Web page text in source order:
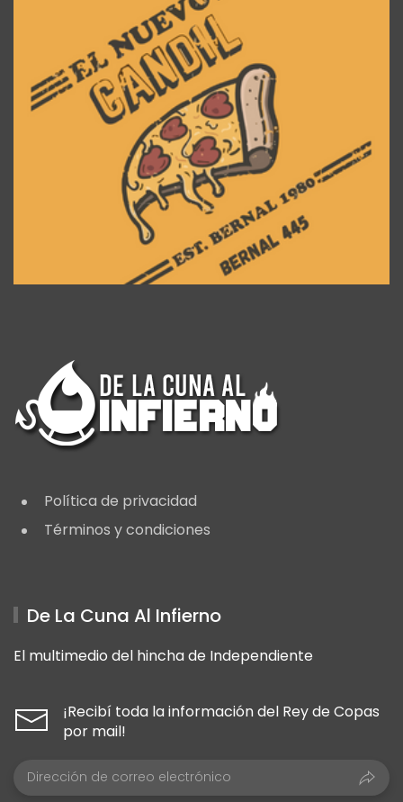
Política de privacidad
Términos y condiciones
De La Cuna Al Infierno
El multimedio del hincha de Independiente
¡Recibí toda la información del Rey de Copas
por mail!